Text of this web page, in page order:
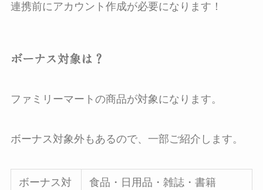
連携前にアカウント作成が必要になります！
ボーナス対象は？
ファミリーマートの商品が対象になります。
ボーナス対象外もあるので、一部ご紹介します。
ボーナス対 食品・日用品・雑誌・書籍